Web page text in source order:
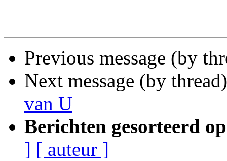
Previous message (by
Next message (by
van U
Berichten gesorteerd
] [ auteur ]